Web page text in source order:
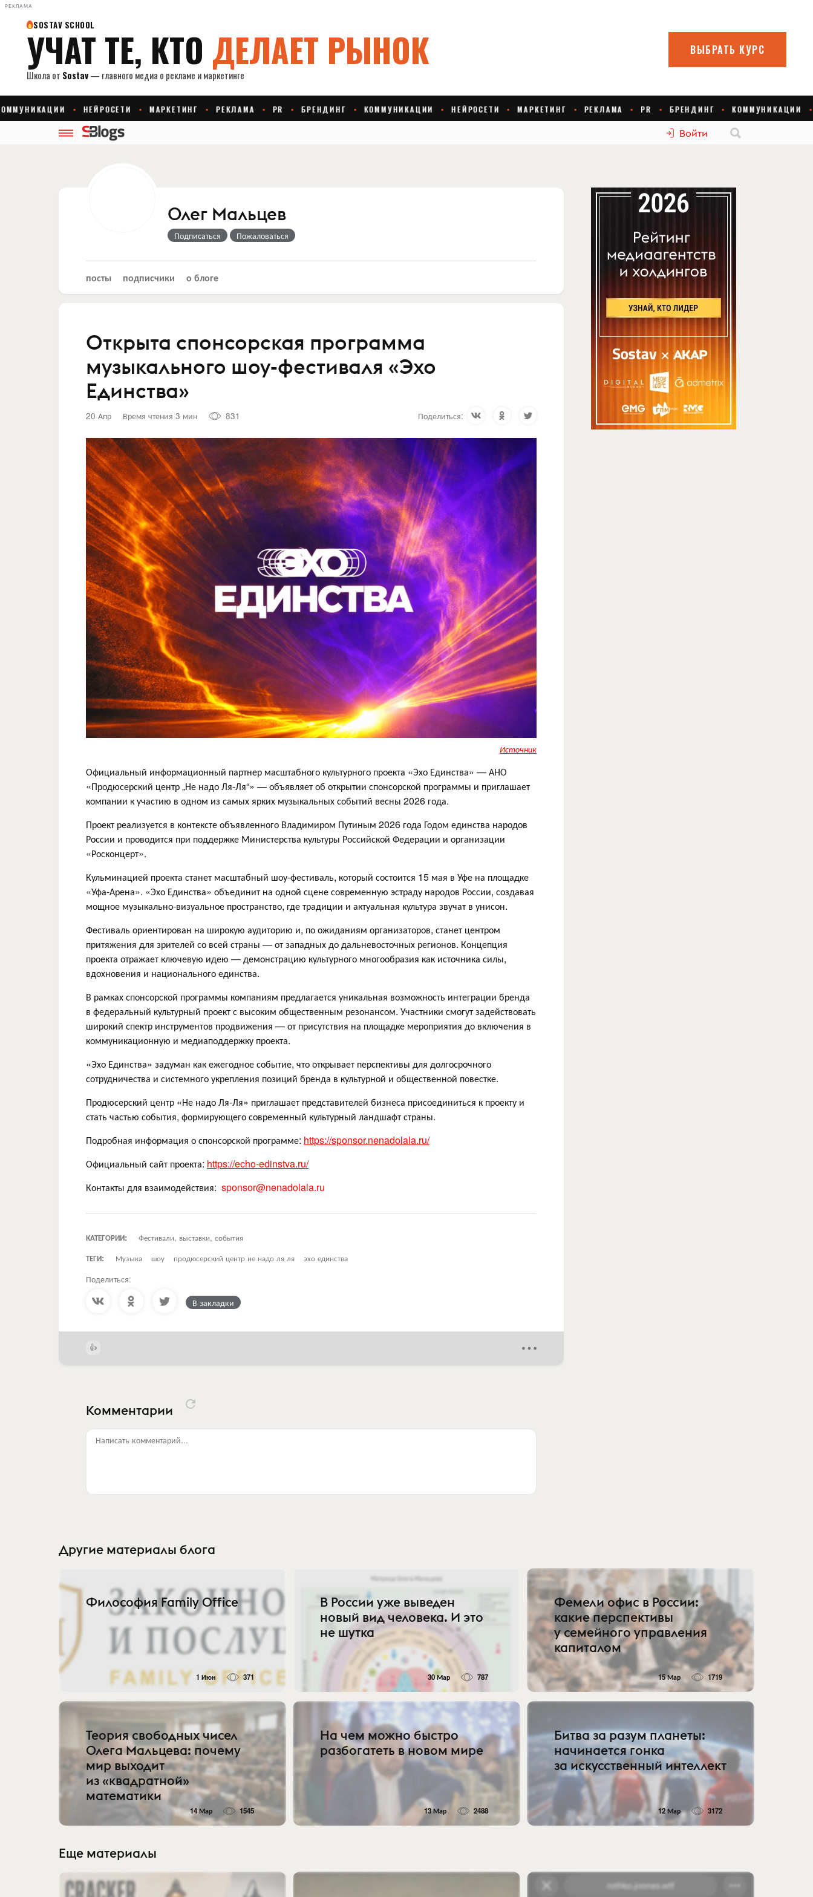
РЕКЛАМА
Войти
Олег Мальцев
Подписаться Пожаловаться
посты подписчики о блоге
Открыта спонсорская программа
музыкального шоу-фестиваля «Эхо
Единства»
20 Апр Время чтения 3 мин 831 Поделиться:
Источник
Официальный информационный партнер масштабного культурного проекта «Эхо Единства» — АНО
«Продюсерский центр „Не надо Ля-Ля“» — объявляет об открытии спонсорской программы и приглашает
компании к участию в одном из самых ярких музыкальных событий весны 2026 года.
Проект реализуется в контексте объявленного Владимиром Путиным 2026 года Годом единства народов
России и проводится при поддержке Министерства культуры Российской Федерации и организации
«Росконцерт».
Кульминацией проекта станет масштабный шоу-фестиваль, который состоится 15 мая в Уфе на площадке
«Уфа-Арена». «Эхо Единства» объединит на одной сцене современную эстраду народов России, создавая
мощное музыкально-визуальное пространство, где традиции и актуальная культура звучат в унисон.
Фестиваль ориентирован на широкую аудиторию и, по ожиданиям организаторов, станет центром
притяжения для зрителей со всей страны — от западных до дальневосточных регионов. Концепция
проекта отражает ключевую идею — демонстрацию культурного многообразия как источника силы,
вдохновения и национального единства.
В рамках спонсорской программы компаниям предлагается уникальная возможность интеграции бренда
в федеральный культурный проект с высоким общественным резонансом. Участники смогут задействовать
широкий спектр инструментов продвижения — от присутствия на площадке мероприятия до включения в
коммуникационную и медиаподдержку проекта.
«Эхо Единства» задуман как ежегодное событие, что открывает перспективы для долгосрочного
сотрудничества и системного укрепления позиций бренда в культурной и общественной повестке.
Продюсерский центр «Не надо Ля-Ля» приглашает представителей бизнеса присоединиться к проекту и
стать частью события, формирующего современный культурный ландшафт страны.
Подробная информация о спонсорской программе: https://sponsor.nenadolala.ru/
Официальный сайт проекта: https://echo-edinstva.ru/
Контакты для взаимодействия: sponsor@nenadolala.ru
КАТЕГОРИИ:
Фестивали, выставки, события
ТЕГИ:
Музыка шоу продюсерский центр не надо ля ля эхо единства
Поделиться:
В закладки
Комментарии
Написать комментарий...
Другие материалы блога
Философия Family Office
1 Июн 371
В России уже выведен
новый вид человека. И это
не шутка
30 Мар 787
Фемели офис в России:
какие перспективы
у семейного управления
капиталом
15 Мар 1719
Теория свободных чисел
Олега Мальцева: почему
мир выходит
из «квадратной»
математики
14 Мар 1545
На чем можно быстро
разбогатеть в новом мире
13 Мар 2488
Битва за разум планеты:
начинается гонка
за искусственный интеллект
12 Мар 3172
Еще материалы